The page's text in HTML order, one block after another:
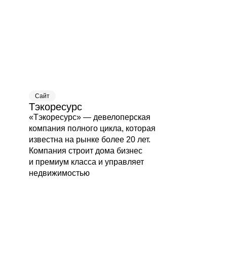
Сайт
Тэкоресурс
«Тэкоресурс» — девелоперская
компания полного цикла, которая
известна на рынке более 20 лет.
Компания строит дома бизнес
и премиум класса и управляет
недвижимостью